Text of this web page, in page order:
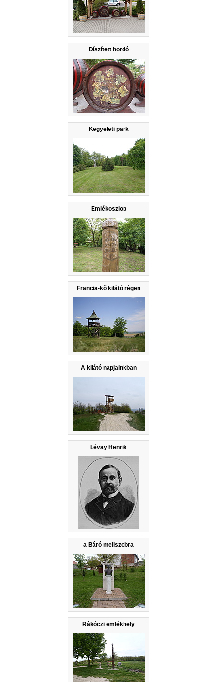
Díszített hordó
Kegyeleti park
Emlékoszlop
Francia-kő kilátó régen
A kilátó napjainkban
Lévay Henrik
a Báró mellszobra
Rákóczi emlékhely